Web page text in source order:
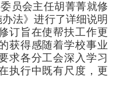
员会主任胡菁菁就修
法》进行了详细说明
订旨在使帮扶工作更
获得感随着学校事业
求各分工会深入学习
执行中既有尺度，更